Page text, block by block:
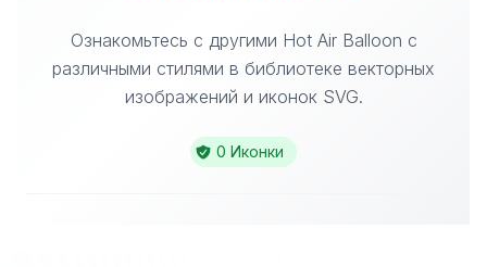
Ознакомьтесь с другими Hot Air Balloon с
различными стилями в библиотеке векторных
изображений и иконок SVG.
0 Иконки